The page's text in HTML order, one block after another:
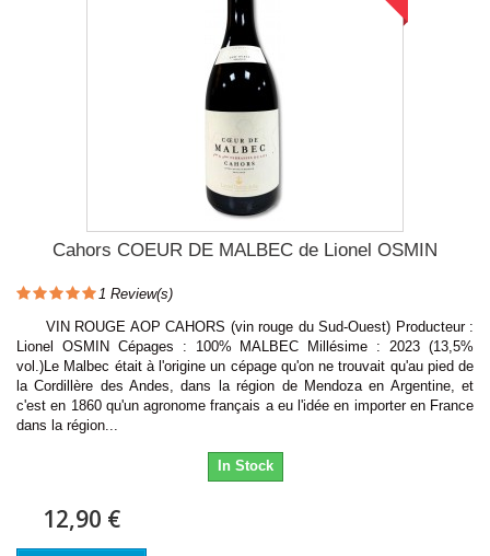
Cahors COEUR DE MALBEC de Lionel OSMIN
1 Review(s)
VIN ROUGE AOP CAHORS (vin rouge du Sud-Ouest) Producteur :
Lionel OSMIN Cépages : 100% MALBEC Millésime : 2023 (13,5%
vol.)Le Malbec était à l'origine un cépage qu'on ne trouvait qu'au pied de
la Cordillère des Andes, dans la région de Mendoza en Argentine, et
c'est en 1860 qu'un agronome français a eu l'idée en importer en France
dans la région...
In Stock
12,90 €